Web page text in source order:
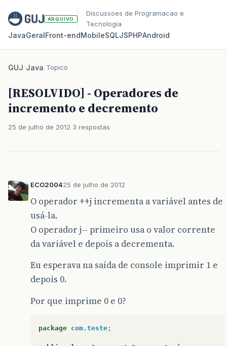
ARQUIVO
Discussoes de Programacao e
Tecnologia
JavaGeralFront‑endMobileSQLJSPHPAndroid
GUJ/Java/Topico
[RESOLVIDO] - Operadores de
incremento e decremento
25 de julho de 2012 3 respostas
ECO200425 de julho de 2012
O operador ++j incrementa a variável antes de
usá-la.
O operador j-- primeiro usa o valor corrente
da variável e depois a decrementa.
Eu esperava na saída de console imprimir 1 e
depois 0.
Por que imprime 0 e 0?
package com.teste ;